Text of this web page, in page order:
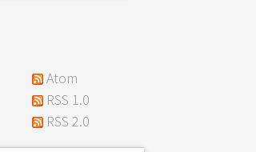
Atom
RSS 1.0
RSS 2.0